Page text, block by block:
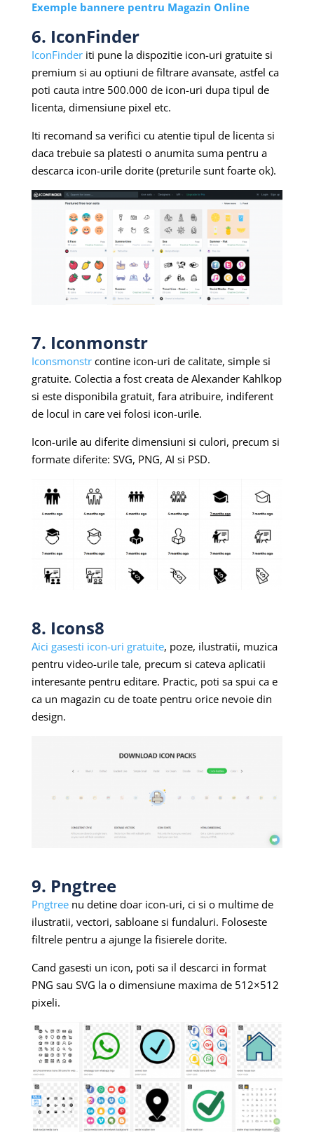
Exemple bannere pentru Magazin Online
6. IconFinder
IconFinderiti pune la dispozitie icon-uri gratuite si
premium si au optiuni de filtrare avansate, astfel ca
poti cauta intre 500.000 de icon-uri dupa tipul de
licenta, dimensiune pixel etc.
Iti recomand sa verifici cu atentie tipul de licenta si
daca trebuie sa platesti o anumita suma pentru a
descarca icon-urile dorite (preturile sunt foarte ok).
7. Iconmonstr
Iconsmonstrcontine icon-uri de calitate, simple si
gratuite. Colectia a fost creata de Alexander Kahlkop
si este disponibila gratuit, fara atribuire, indiferent
de locul in care vei folosi icon-urile.
Icon-urile au diferite dimensiuni si culori, precum si
formate diferite: SVG, PNG, AI si PSD.
8. Icons8
Aici gasesti icon-uri gratuite, poze, ilustratii, muzica
pentru video-urile tale, precum si cateva aplicatii
interesante pentru editare. Practic, poti sa spui ca e
ca un magazin cu de toate pentru orice nevoie din
design.
9. Pngtree
Pngtreenu detine doar icon-uri, ci si o multime de
ilustratii, vectori, sabloane si fundaluri. Foloseste
filtrele pentru a ajunge la fisierele dorite.
Cand gasesti un icon, poti sa il descarci in format
PNG sau SVG la o dimensiune maxima de 512×512
pixeli.